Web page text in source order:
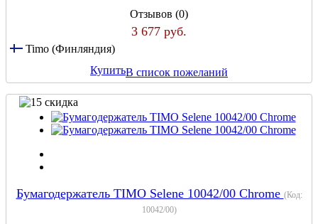
Отзывов (0)
3 677 руб.
Timo (Финляндия)
КупитьВ список пожеланий
Бумагодержатель TIMO Selene 10042/00 Chrome (Код:
10042/00)